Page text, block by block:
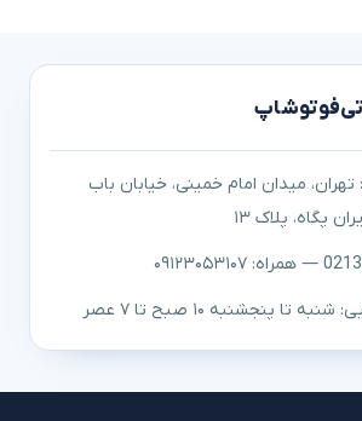
میدان امام خمینی، خیابان باب
پگاه، پلاک ۱۳
تا پنجشنبه ۱۰ صبح تا ۷ عصر